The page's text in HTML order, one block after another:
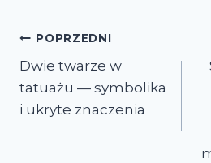
Nawigacja
wpisu
POPRZEDNI
Dwie twarze w
tatuażu — symbolika
i ukryte znaczenia